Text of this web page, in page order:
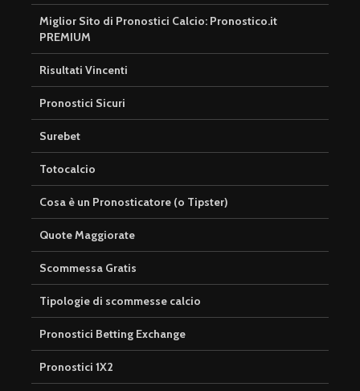
Miglior Sito di Pronostici Calcio: Pronostico.it
PREMIUM
Risultati Vincenti
Pronostici Sicuri
Surebet
Totocalcio
Cosa è un Pronosticatore (o Tipster)
Quote Maggiorate
Scommessa Gratis
Tipologie di scommesse calcio
Pronostici Betting Exchange
Pronostici 1X2